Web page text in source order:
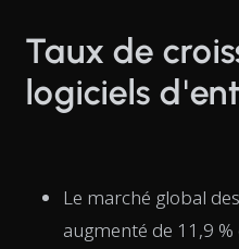
Taux de
logiciels
Le marché global
augmenté de 11,9